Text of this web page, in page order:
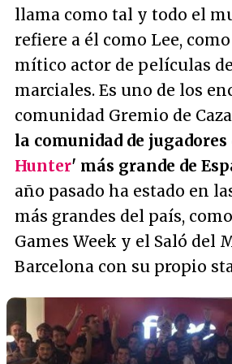
llama como tal y todo el
refiere a él como Lee,
mítico actor de películas
marciales. Es uno de los
comunidad Gremio de
la comunidad de jugadores
Hunter' más grande de
año pasado ha estado en
más grandes del país,
Games Week y el Saló del
Barcelona con su propio